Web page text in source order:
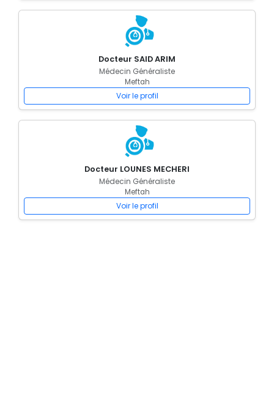
Docteur SAID ARIM
Médecin Généraliste
Meftah
Voir le profil
Docteur LOUNES MECHERI
Médecin Généraliste
Meftah
Voir le profil